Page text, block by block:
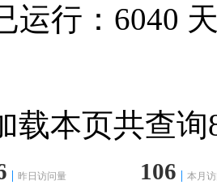
行：6040
载本页共查
昨日访问量 106 本月